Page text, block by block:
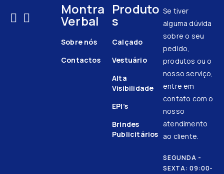
Montra
Verbal
Sobre nós
Contactos
Produto
s
Calçado
Vestuário
Alta
Visibilidade
EPI’s
Brindes
Publicitários
Se tiver
alguma dúvida
sobre o seu
pedido,
produtos ou o
nosso serviço,
entre em
contato com o
nosso
atendimento
ao cliente.
SEGUNDA -
SEXTA: 09:00-